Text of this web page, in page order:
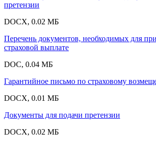
претензии
DOCX, 0.02 МБ
Перечень документов, необходимых для
страховой выплате
DOC, 0.04 МБ
Гарантийное письмо по страховому
DOCX, 0.01 МБ
Документы для подачи претензии
DOCX, 0.02 МБ